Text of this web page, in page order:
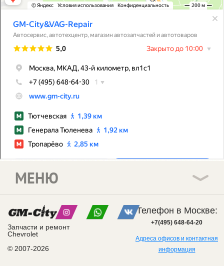
Запчасти и ремонт
Chevrolet
© 2007-2026
МЕНЮ
Телефон в Москве:
+7(495) 648-64-20
Адреса офисов и контактная
информация